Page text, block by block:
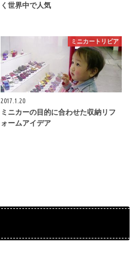
く世界中で人気
ミニカートリビア
2017.1.20
ミニカーの目的に合わせた収納リフ
ォームアイデア